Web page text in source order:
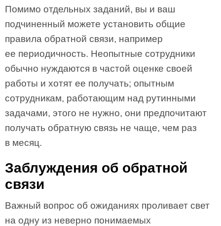
Помимо отдельных заданий, вы и ваш
подчиненный можете установить общие
правила обратной связи, например
ее периодичность. Неопытные сотрудники
обычно нуждаются в частой оценке своей
работы и хотят ее получать; опытным
сотрудникам, работающим над рутинными
задачами, этого не нужно, они предпочитают
получать обратную связь не чаще, чем раз
в месяц.
Заблуждения об обратной
связи
Важный вопрос об ожиданиях проливает свет
на одну из неверно понимаемых